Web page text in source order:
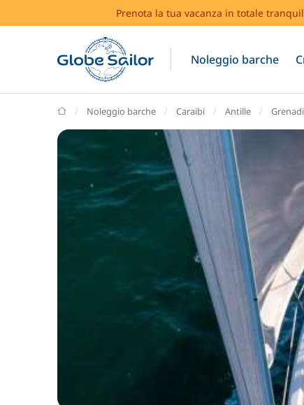
Prenota la tua vacanza in totale
Noleggio barche
GlobeSailor
Noleggio barche Caraibi Antille